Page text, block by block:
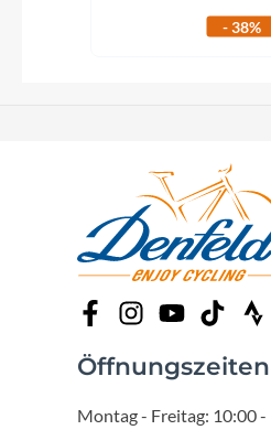
- 38%
Öffnungszeiten
Montag - Freitag: 10:00